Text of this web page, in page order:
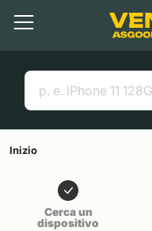
Contenuto principale
Menu
Cerca
Link utili
Inizio
Cerca un
dispositivo